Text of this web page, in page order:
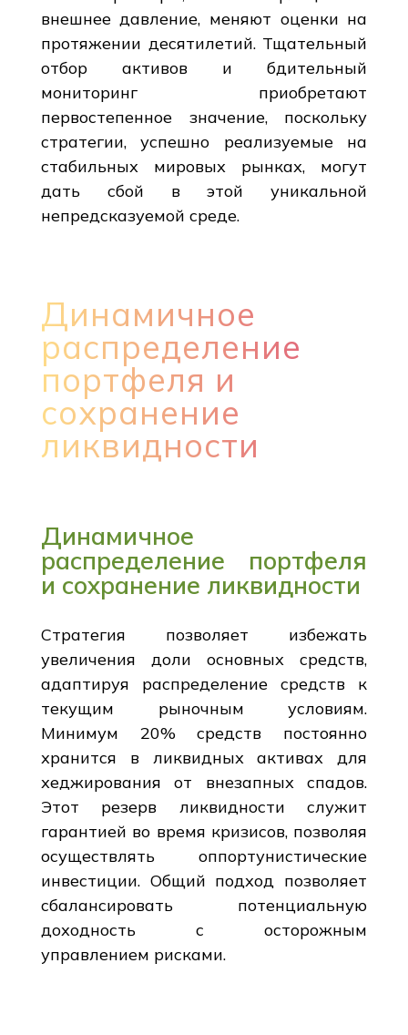
внешнее давление, меняют оценки на
протяжении десятилетий. Тщательный
отбор активов и бдительный
мониторинг приобретают
первостепенное значение, поскольку
стратегии, успешно реализуемые на
стабильных мировых рынках, могут
дать сбой в этой уникальной
непредсказуемой среде.
Динамичное
распределение
портфеля и
сохранение
ликвидности
Динамичное
распределение портфеля
и сохранение ликвидности
Стратегия позволяет избежать
увеличения доли основных средств,
адаптируя распределение средств к
текущим рыночным условиям.
Минимум 20% средств постоянно
хранится в ликвидных активах для
хеджирования от внезапных спадов.
Этот резерв ликвидности служит
гарантией во время кризисов, позволяя
осуществлять оппортунистические
инвестиции. Общий подход позволяет
сбалансировать потенциальную
доходность с осторожным
управлением рисками.